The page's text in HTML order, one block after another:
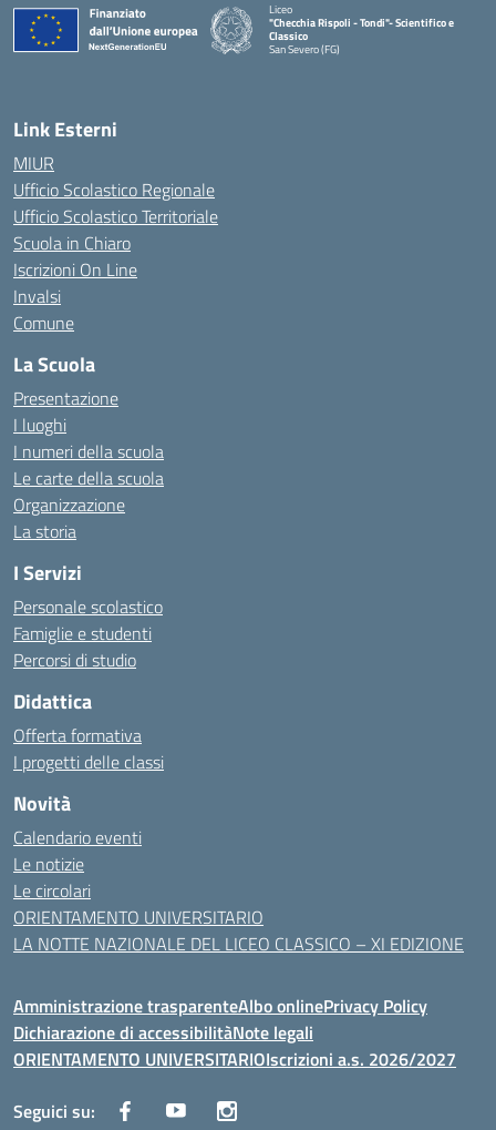
Liceo
"Checchia Rispoli - Tondi"- Scientifico e
Classico
San Severo (FG)
Link Esterni
MIUR
Ufficio Scolastico Regionale
Ufficio Scolastico Territoriale
Scuola in Chiaro
Iscrizioni On Line
Invalsi
Comune
La Scuola
Presentazione
I luoghi
I numeri della scuola
Le carte della scuola
Organizzazione
La storia
I Servizi
Personale scolastico
Famiglie e studenti
Percorsi di studio
Didattica
Offerta formativa
I progetti delle classi
Novità
Calendario eventi
Le notizie
Le circolari
ORIENTAMENTO UNIVERSITARIO
LA NOTTE NAZIONALE DEL LICEO CLASSICO – XI EDIZIONE
Amministrazione trasparenteAlbo onlinePrivacy Policy
Dichiarazione di accessibilitàNote legali
ORIENTAMENTO UNIVERSITARIOIscrizioni a.s. 2026/2027
Seguici su: